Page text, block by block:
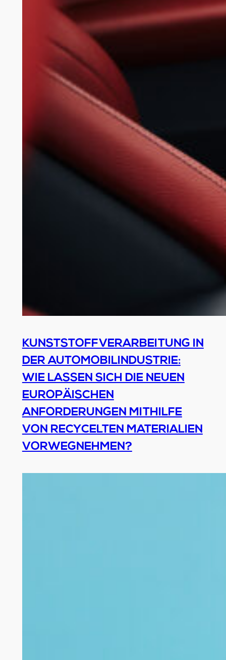
KUNSTSTOFFVERARBEITUNG IN
DER AUTOMOBILINDUSTRIE:
WIE LASSEN SICH DIE NEUEN
EUROPÄISCHEN
ANFORDERUNGEN MITHILFE
VON RECYCELTEN MATERIALIEN
VORWEGNEHMEN?